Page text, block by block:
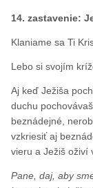
14. zastavenie:
Klaniame sa Ti
Lebo si svojím
Aj keď Ježiša
duchu
beznádejné,
vzkriesiť aj
vieru a Ježiš oživí
Pane, daj, aby